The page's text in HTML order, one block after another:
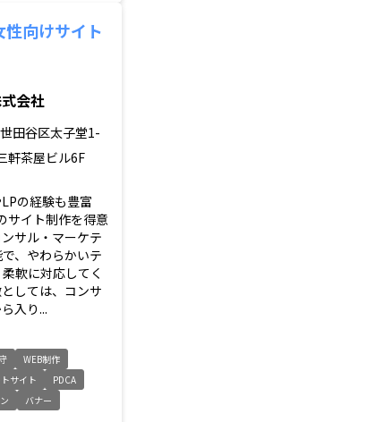
向けサイト
会社
世田谷区太子堂1-
軒茶屋ビル6F
の経験も豊富
サイト制作を得意
サル・マーケテ
、やわらかいテ
軟に対応してく
しては、コンサ
入り...
WEB制作
サイト
PDCA
バナー